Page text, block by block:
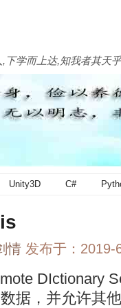
下学而上达,知我者其天
Unity3D C#
情 发布于：2019-
DIctionary
据，并允许其